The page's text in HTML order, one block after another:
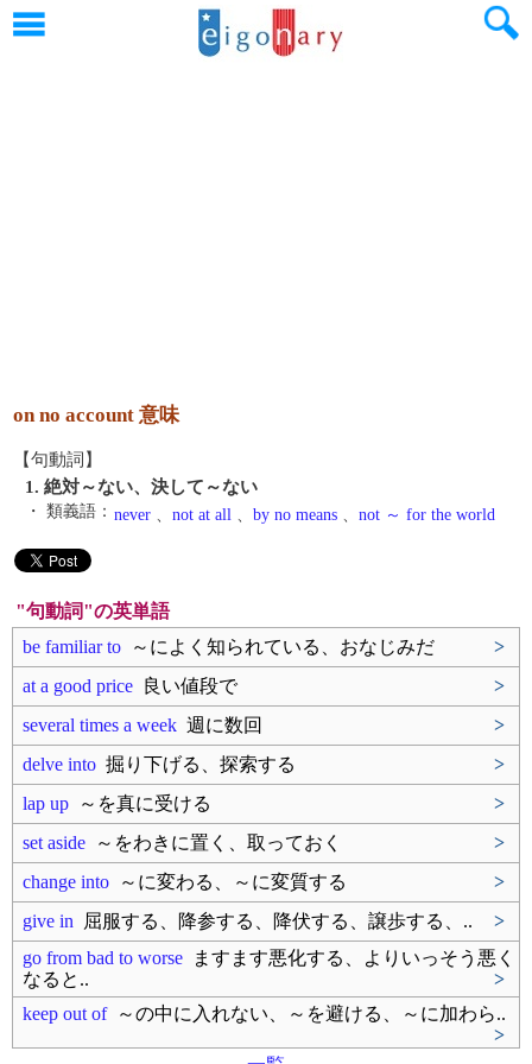
on no account 意味
【句動詞】
1. 絶対～ない、決して～ない
・ 類義語： never 、 not at all 、 by no means 、 not ～ for the world
"句動詞"の英単語
be familiar to ～によく知られている、おなじみだ
>
at a good price 良い値段で
>
several times a week 週に数回
>
delve into 掘り下げる、探索する
>
lap up ～を真に受ける
>
set aside ～をわきに置く、取っておく
>
change into ～に変わる、～に変質する
>
give in 屈服する、降参する、降伏する、譲歩する、..
>
go from bad to worse ますます悪化する、よりいっそう悪く
なると..
>
keep out of～の中に入れない、～を避ける、～に加わら..
>